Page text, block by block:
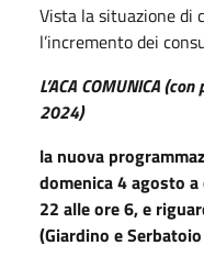
Vista la situazione di
l’incremento dei
L’ACA COMUNICA
2024)
la nuova
domenica 4 agosto
22 alle ore 6, e
(Giardino e